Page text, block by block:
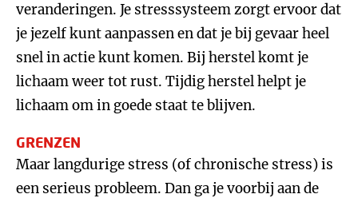
veranderingen. Je stresssysteem zorgt ervoor dat
je jezelf kunt aanpassen en dat je bij gevaar heel
snel in actie kunt komen. Bij herstel komt je
lichaam weer tot rust. Tijdig herstel helpt je
lichaam om in goede staat te blijven.
GRENZEN
Maar langdurige stress (of chronische stress) is
een serieus probleem. Dan ga je voorbij aan de